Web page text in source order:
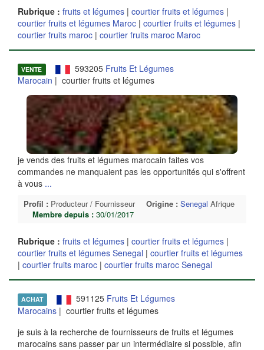
Rubrique : fruits et légumes | courtier fruits et légumes |
courtier fruits et légumes Maroc | courtier fruits et légumes |
courtier fruits maroc | courtier fruits maroc Maroc
VENTE 593205 Fruits Et Légumes
Marocain | courtier fruits et légumes
je vends des fruits et légumes marocain faites vos
commandes ne manquaient pas les opportunités qui s'offrent
à vous ...
Profil : Producteur / Fournisseur Origine : Senegal Afrique
Membre depuis : 30/01/2017
Rubrique : fruits et légumes | courtier fruits et légumes |
courtier fruits et légumes Senegal | courtier fruits et légumes
| courtier fruits maroc | courtier fruits maroc Senegal
ACHAT 591125 Fruits Et Légumes
Marocains | courtier fruits et légumes
je suis à la recherche de fournisseurs de fruits et légumes
marocains sans passer par un intermédiaire si possible, afin